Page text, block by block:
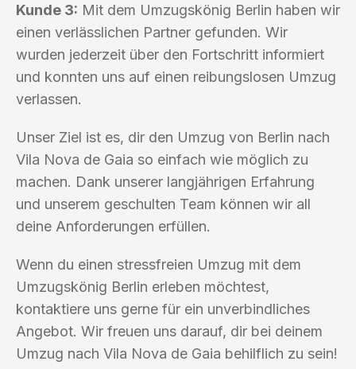
Kunde 3: Mit dem Umzugskönig Berlin haben wir
einen verlässlichen Partner gefunden. Wir
wurden jederzeit über den Fortschritt informiert
und konnten uns auf einen reibungslosen Umzug
verlassen.
Unser Ziel ist es, dir den Umzug von Berlin nach
Vila Nova de Gaia so einfach wie möglich zu
machen. Dank unserer langjährigen Erfahrung
und unserem geschulten Team können wir all
deine Anforderungen erfüllen.
Wenn du einen stressfreien Umzug mit dem
Umzugskönig Berlin erleben möchtest,
kontaktiere uns gerne für ein unverbindliches
Angebot. Wir freuen uns darauf, dir bei deinem
Umzug nach Vila Nova de Gaia behilflich zu sein!